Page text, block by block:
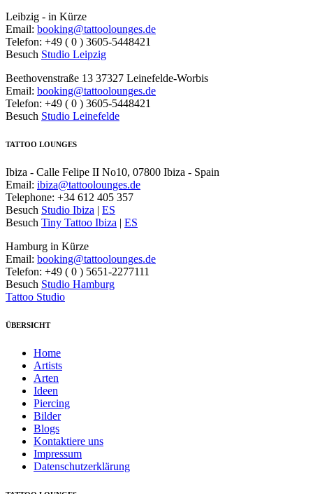
Leibzig - in Kürze
Email: booking@tattoolounges.de
Telefon: +49 ( 0 ) 3605-5448421
Besuch Studio Leipzig
Beethovenstraße 13 37327 Leinefelde-Worbis
Email: booking@tattoolounges.de
Telefon: +49 ( 0 ) 3605-5448421
Besuch Studio Leinefelde
TATTOO LOUNGES
Ibiza - Calle Felipe II No10, 07800 Ibiza - Spain
Email: ibiza@tattoolounges.de
Telephone: +34 612 405 357
Besuch Studio Ibiza | ES
Besuch Tiny Tattoo Ibiza | ES
Hamburg in Kürze
Email: booking@tattoolounges.de
Telefon: +49 ( 0 ) 5651-2277111
Besuch Studio Hamburg
Tattoo Studio
ÜBERSICHT
Home
Artists
Arten
Ideen
Piercing
Bilder
Blogs
Kontaktiere uns
Impressum
Datenschutzerklärung